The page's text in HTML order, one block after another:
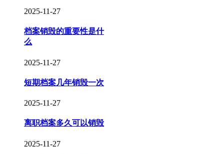
2025-11-27
档案销毁的重要性是什
么
2025-11-27
短期档案几年销毁一次
2025-11-27
离职档案多久可以销毁
2025-11-27